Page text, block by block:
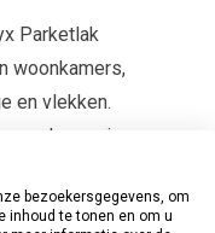
Parketlak
woonkamers,
en vlekken.
vloeren in
ruimtes waar
zijn.
bezoekersgegevens, om
inhoud te tonen en om u